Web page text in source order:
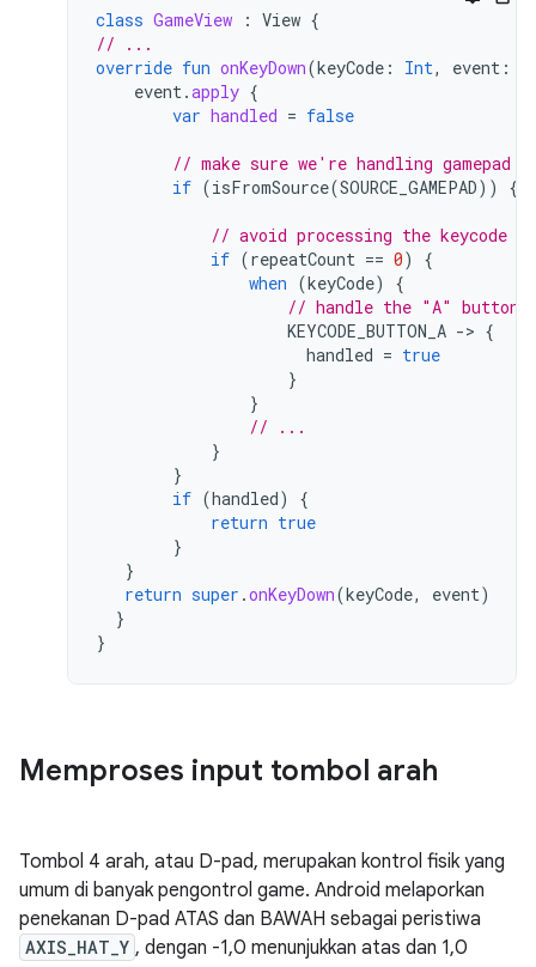
class GameView : View {
// ...
override fun onKeyDown(keyCode : Int, event :
event.apply {
var handled = false
// make sure we're handling gamepad
if (isFromSource(SOURCE_GAMEPAD)) {
// avoid processing the keycode
if (repeatCount == 0)
{
when (keyCode)
{
// handle the "A" button
KEYCODE_BUTTON_A -> {
handled = true
}
}
// ...
}
}
if (handled)
{
return true
}
}
return super .onKeyDown(keyCode, event)
}
}
Memproses input tombol arah
Tombol 4 arah, atau D-pad, merupakan kontrol fisik yang
umum di banyak pengontrol game. Android melaporkan
penekanan D-pad ATAS dan BAWAH sebagai peristiwa
AXIS_HAT_Y , dengan -1,0 menunjukkan atas dan 1,0